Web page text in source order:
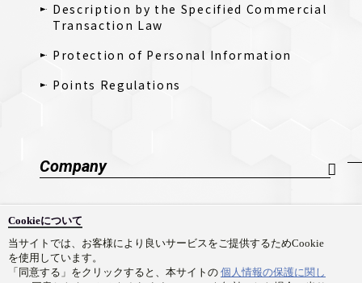
Cookieについて
当サイトでは、お客様により良いサービスをご提供するためCookie
を使用しています。
「同意する」をクリックすると、本サイトの 個人情報の保護に関し
Description by the Specified Commercial
Transaction Law
Protection of Personal Information
Points Regulations
Company
採用情報
Contact Us